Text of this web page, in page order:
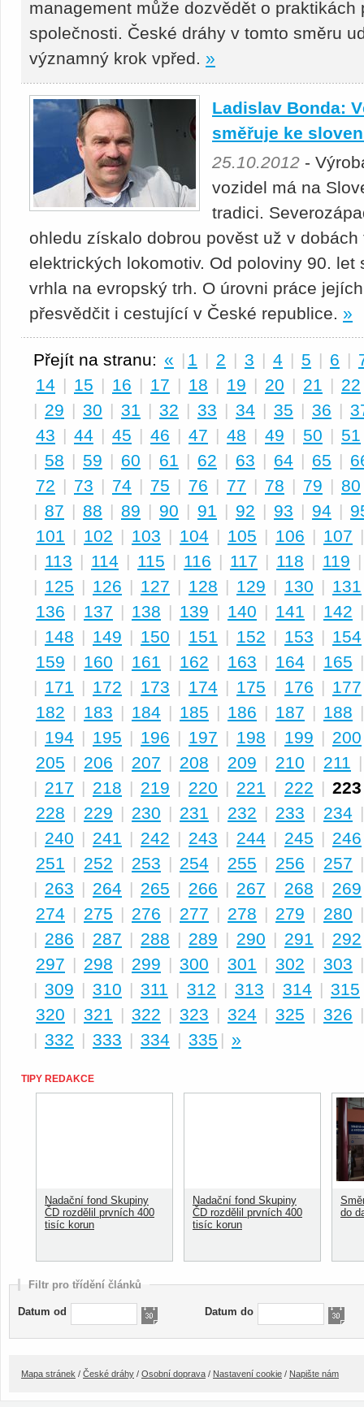
management může dozvědět o
společnosti. České dráhy v tomto směru
významný krok vpřed. »
Ladislav Bonda:
směřuje ke
25.10.2012 -
vozidel má na
tradici.
ohledu získalo dobrou pověst už v
elektrických lokomotiv. Od poloviny 90. let
vrhla na evropský trh. O úrovni práce
přesvědčit i cestující v České republice. »
Přejít na stranu: « | 1 | 2 | 3 | 4 | 5 | 6 |
14 | 15 | 16 | 17 | 18 | 19 | 20 | 21 | 22
| 29 | 30 | 31 | 32 | 33 | 34 | 35 | 36 |
43 | 44 | 45 | 46 | 47 | 48 | 49 | 50 | 51
| 58 | 59 | 60 | 61 | 62 | 63 | 64 | 65 |
72 | 73 | 74 | 75 | 76 | 77 | 78 | 79 | 80
| 87 | 88 | 89 | 90 | 91 | 92 | 93 | 94 |
101 | 102 | 103 | 104 | 105 | 106 | 107
| 113 | 114 | 115 | 116 | 117 | 118 | 119
| 125 | 126 | 127 | 128 | 129 | 130 | 131
136 | 137 | 138 | 139 | 140 | 141 | 142
| 148 | 149 | 150 | 151 | 152 | 153 | 154
159 | 160 | 161 | 162 | 163 | 164 | 165
| 171 | 172 | 173 | 174 | 175 | 176 | 177
182 | 183 | 184 | 185 | 186 | 187 | 188
| 194 | 195 | 196 | 197 | 198 | 199 | 200
205 | 206 | 207 | 208 | 209 | 210 | 211
| 217 | 218 | 219 | 220 | 221 | 222 | 223
228 | 229 | 230 | 231 | 232 | 233 | 234
| 240 | 241 | 242 | 243 | 244 | 245 | 246
251 | 252 | 253 | 254 | 255 | 256 | 257
| 263 | 264 | 265 | 266 | 267 | 268 | 269
274 | 275 | 276 | 277 | 278 | 279 | 280
| 286 | 287 | 288 | 289 | 290 | 291 | 292
297 | 298 | 299 | 300 | 301 | 302 | 303
| 309 | 310 | 311 | 312 | 313 | 314 | 315
320 | 321 | 322 | 323 | 324 | 325 | 326
| 332 | 333 | 334 | 335 | »
TIPY REDAKCE
Nadační fond Skupiny
ČD rozdělil prvních 400
tisíc korun
Nadační fond Skupiny
ČD rozdělil prvních 400
tisíc korun
do
Filtr pro třídění článků
Datum od Datum do
Mapa stránek / České dráhy / Osobní doprava / Nastavení cookie / Napište nám